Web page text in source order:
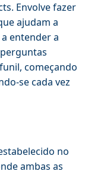
Envolve fazer
ajudam a
entender a
começando
se cada vez
no
ambas as